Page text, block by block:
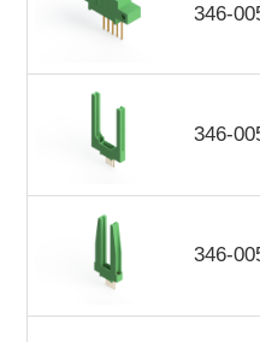
346-
346-
346-